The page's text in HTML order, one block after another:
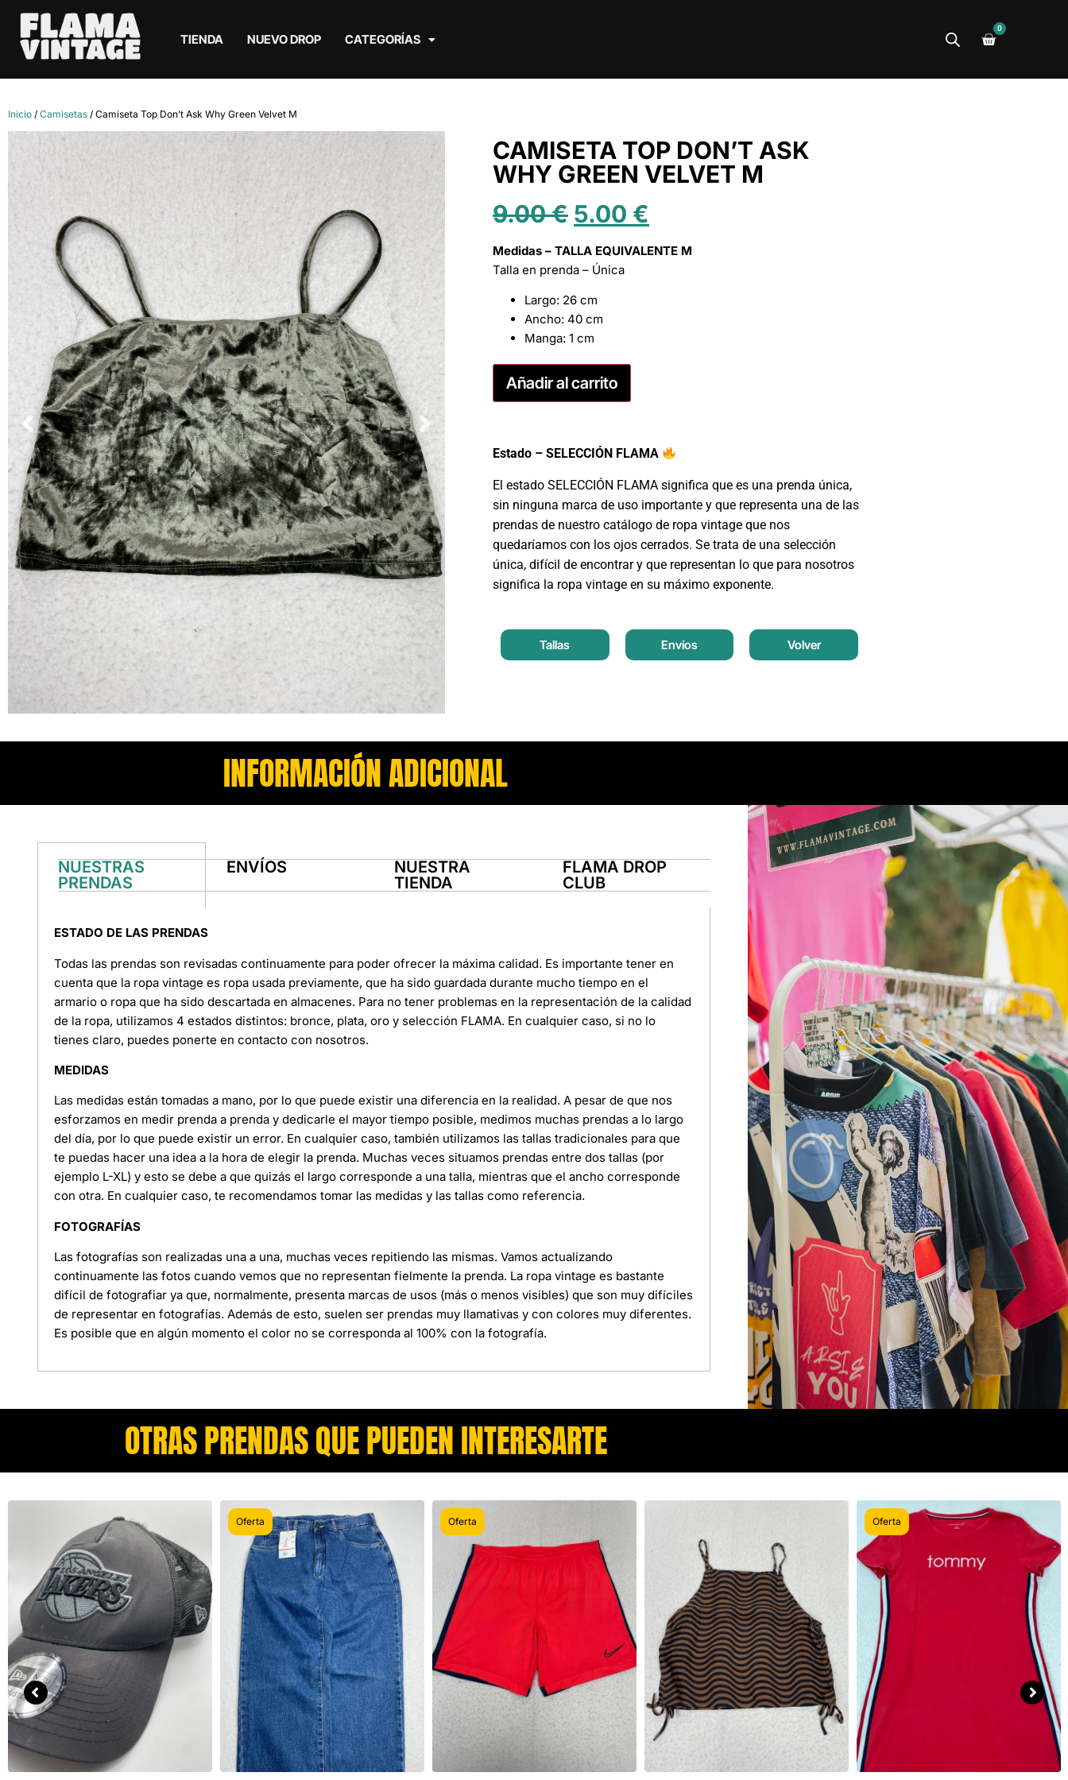
TIENDA NUEVO DROP CATEGORÍAS
0
Inicio / Camisetas / Camiseta Top Don’t Ask Why Green Velvet M
CAMISETA TOP DON’T ASK
WHY GREEN VELVET M
9.00€ 5.00 €
Medidas – TALLA EQUIVALENTE M
Talla en prenda – Única
Largo: 26 cm
Ancho: 40 cm
Manga: 1 cm
Añadir al carrito
Estado – SELECCIÓN FLAMA
El estado SELECCIÓN FLAMA significa que es una prenda única,
sin ninguna marca de uso importante y que representa una de las
prendas de nuestro catálogo de ropa vintage que nos
quedaríamos con los ojos cerrados. Se trata de una selección
única, difícil de encontrar y que representan lo que para nosotros
significa la ropa vintage en su máximo exponente.
Tallas Envíos Volver
INFORMACIÓN ADICIONAL
NUESTRAS
PRENDAS
ENVÍOS
NUESTRA
TIENDA
FLAMA DROP
CLUB
ESTADO DE LAS PRENDAS
Todas las prendas son revisadas continuamente para poder ofrecer la máxima calidad. Es importante tener en
cuenta que la ropa vintage es ropa usada previamente, que ha sido guardada durante mucho tiempo en el
armario o ropa que ha sido descartada en almacenes. Para no tener problemas en la representación de la calidad
de la ropa, utilizamos 4 estados distintos: bronce, plata, oro y selección FLAMA. En cualquier caso, si no lo
tienes claro, puedes ponerte en contacto con nosotros.
MEDIDAS
Las medidas están tomadas a mano, por lo que puede existir una diferencia en la realidad. A pesar de que nos
esforzamos en medir prenda a prenda y dedicarle el mayor tiempo posible, medimos muchas prendas a lo largo
del día, por lo que puede existir un error. En cualquier caso, también utilizamos las tallas tradicionales para que
te puedas hacer una idea a la hora de elegir la prenda. Muchas veces situamos prendas entre dos tallas (por
ejemplo L-XL) y esto se debe a que quizás el largo corresponde a una talla, mientras que el ancho corresponde
con otra. En cualquier caso, te recomendamos tomar las medidas y las tallas como referencia.
FOTOGRAFÍAS
Las fotografías son realizadas una a una, muchas veces repitiendo las mismas. Vamos actualizando
continuamente las fotos cuando vemos que no representan fielmente la prenda. La ropa vintage es bastante
difícil de fotografiar ya que, normalmente, presenta marcas de usos (más o menos visibles) que son muy difíciles
de representar en fotografías. Además de esto, suelen ser prendas muy llamativas y con colores muy diferentes.
Es posible que en algún momento el color no se corresponda al 100% con la fotografía.
OTRAS PRENDAS QUE PUEDEN INTERESARTE​
Oferta Oferta Oferta